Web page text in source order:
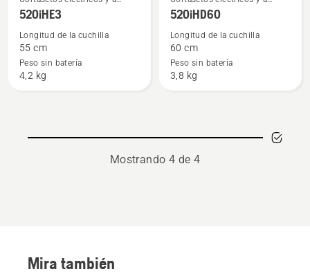
más
sobre
520iHE3
batería
520iHE3
Longitud de la cuchilla
55 cm
Peso sin batería
4,2 kg
más
sobre
520iHD60
batería
520iHD60
Longitud de la cuchilla
60 cm
Peso sin batería
3,8 kg
Mostrando 4 de 4
Mira también